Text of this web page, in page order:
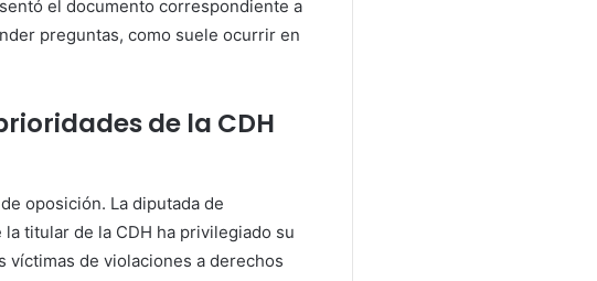
el documento correspondiente a
preguntas, como suele ocurrir en
de la CDH
oposición. La diputada de
la titular de la CDH ha privilegiado su
víctimas de violaciones a derechos